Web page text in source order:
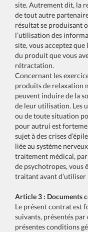
site. Autrement dit, la
de tout autre
résultat se produisant
l’utilisation des
site, vous acceptez
du produit que vous
rétractation.
Concernant les
produits de relaxation
peuvent induire de la
de leur utilisation. Les
ou de toute situation
pour autrui est
sujet à des crises
liée au système
traitement médical, par
de psychotropes, vous
traitant avant d’utiliser
Article 3 : Documents
Le présent contrat est
suivants, présentés
présentes conditions